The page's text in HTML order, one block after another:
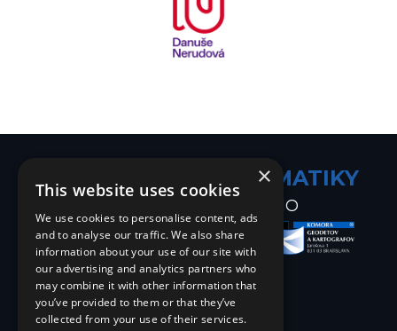
EVROPSKÉ DNY GEOMATIKY
BRNO
×
This website uses cookies
We use cookies to personalise content, ads
and to analyse our traffic. We also share
information about your use of our site with
our advertising and analytics partners who
may combine it with other information that
you’ve provided to them or that they’ve
collected from your use of their services.